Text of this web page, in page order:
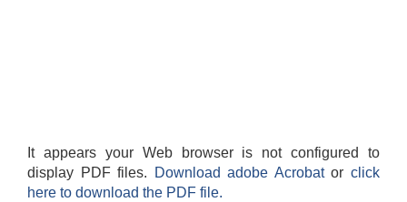
It appears your Web browser is not configured to
display PDF files.
Download adobe Acrobatorclick
here to download the PDF file.